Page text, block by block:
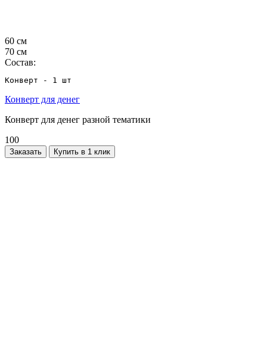
60 см
70 см
Состав:
Конверт - 1 шт
Конверт для денег
Конверт для денег разной тематики
100
Заказать Купить в 1 клик